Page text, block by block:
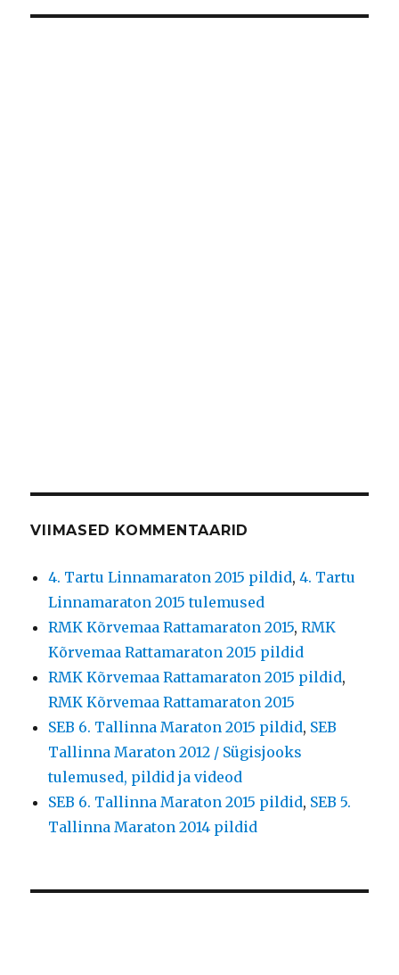
VIIMASED KOMMENTAARID
4. Tartu Linnamaraton 2015 pildid,4. Tartu
Linnamaraton 2015 tulemused
RMK Kõrvemaa Rattamaraton 2015,RMK
Kõrvemaa Rattamaraton 2015 pildid
RMK Kõrvemaa Rattamaraton 2015 pildid,
RMK Kõrvemaa Rattamaraton 2015
SEB 6. Tallinna Maraton 2015 pildid, SEB
Tallinna Maraton 2012 / Sügisjooks
tulemused, pildid ja videod
SEB 6. Tallinna Maraton 2015 pildid, SEB 5.
Tallinna Maraton 2014 pildid